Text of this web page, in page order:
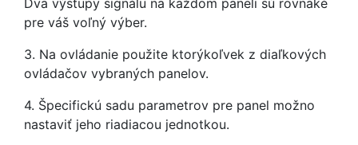
pre váš voľný výber.
3. Na ovládanie použite ktorýkoľvek z diaľkových
ovládačov vybraných panelov.
4. Špecifickú sadu parametrov pre panel možno
nastaviť jeho riadiacou jednotkou.